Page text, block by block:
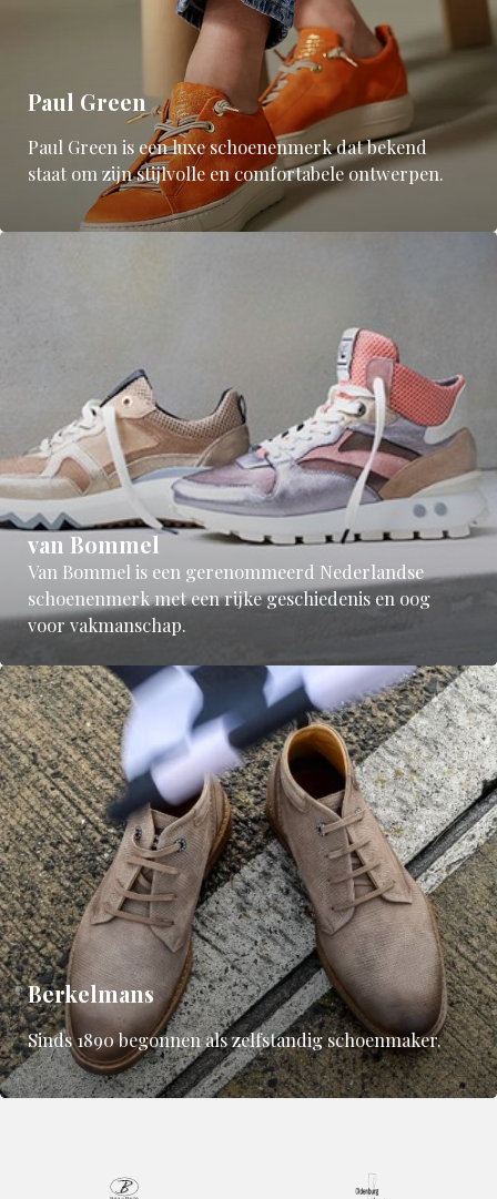
Paul Green
Paul Green is een luxe schoenenmerk dat bekend
staat om zijn stijlvolle en comfortabele ontwerpen.
van Bommel
Van Bommel is een gerenommeerd Nederlandse
schoenenmerk met een rijke geschiedenis en oog
voor vakmanschap.
Berkelmans
Sinds 1890 begonnen als zelfstandig schoenmaker.